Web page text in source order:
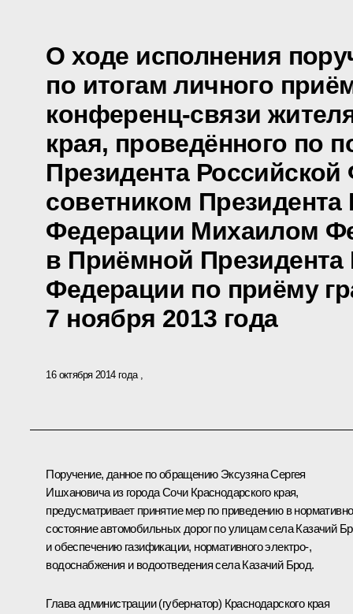
О ходе исполнения
по итогам личного
конференц-связи
края, проведённого по
Президента
советником Президента
Федерации Михаилом
в Приёмной Президента
Федерации по приёму
7 ноября 2013 года
16 октября 2014 года
Поручение, данное по обращению Эксузяна Сергея
Ишхановича из города Сочи Краснодарского края,
предусматривает принятие мер по приведению в
состояние автомобильных дорог по улицам села Казачий
и обеспечению газификации, нормативного электро-,
водоснабжения и водоотведения села Казачий Брод.
Глава администрации (губернатор) Краснодарского края